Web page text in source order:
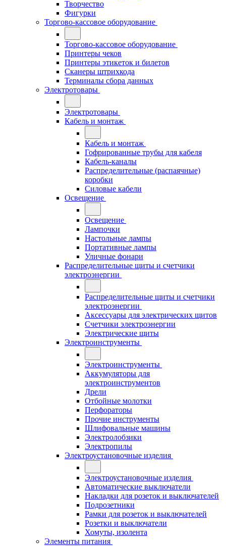
Творчество
Фигурки
Торгово-кассовое оборудование
Торгово-кассовое оборудование
Принтеры чеков
Принтеры этикеток и билетов
Сканеры штрихкода
Терминалы сбора данных
Электротовары
Электротовары
Кабель и монтаж
Кабель и монтаж
Гофрированные трубы для кабеля
Кабель-каналы
Распределительные (распаячные)
коробки
Силовые кабели
Освещение
Освещение
Лампочки
Настольные лампы
Портативные лампы
Уличные фонари
Распределительные щиты и счетчики
электроэнергии
Распределительные щиты и счетчики
электроэнергии
Аксессуары для электрических щитов
Счетчики электроэнергии
Электрические щиты
Электроинструменты
Электроинструменты
Аккумуляторы для
электроинструментов
Дрели
Отбойные молотки
Перфораторы
Прочие инструменты
Шлифовальные машины
Электролобзики
Электропилы
Электроустановочные изделия
Электроустановочные изделия
Автоматические выключатели
Накладки для розеток и выключателей
Подрозетники
Рамки для розеток и выключателей
Розетки и выключатели
Хомуты, изолента
Элементы питания